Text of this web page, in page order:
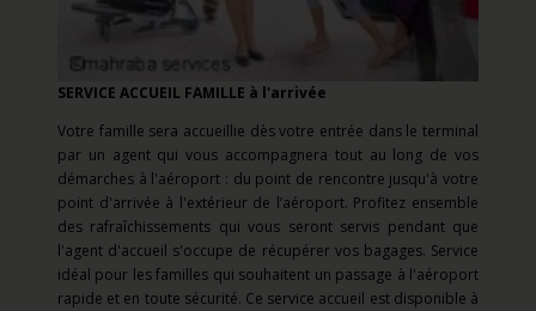
SERVICE ACCUEIL FAMILLE à l'arrivée
Votre famille sera accueillie dès votre entrée dans le terminal
par un agent qui vous accompagnera tout au long de vos
démarches à l'aéroport : du point de rencontre jusqu'à votre
point d'arrivée à l'extérieur de l’aéroport. Profitez ensemble
des rafraîchissements qui vous seront servis pendant que
l'agent d'accueil s'occupe de récupérer vos bagages. Service
idéal pour les familles qui souhaitent un passage à l'aéroport
rapide et en toute sécurité. Ce service accueil est disponible à